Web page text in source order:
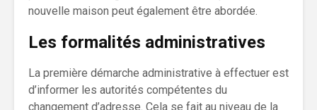
nouvelle maison peut également être abordée.
Les formalités administratives
La première démarche administrative à effectuer est
d’informer les autorités compétentes du
changement d’adresse. Cela se fait au niveau de la